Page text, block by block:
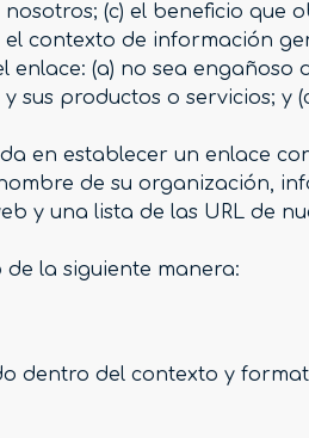
(c) el beneficio que
el contexto de información
(a) no sea engañoso
productos o servicios; y
en establecer un enlace
de su organización,
y una lista de las URL de
la siguiente manera:
dentro del contexto y